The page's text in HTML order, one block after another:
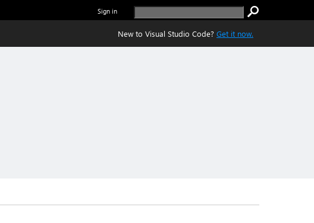
Sign in
New to Visual Studio Code? Get it now.